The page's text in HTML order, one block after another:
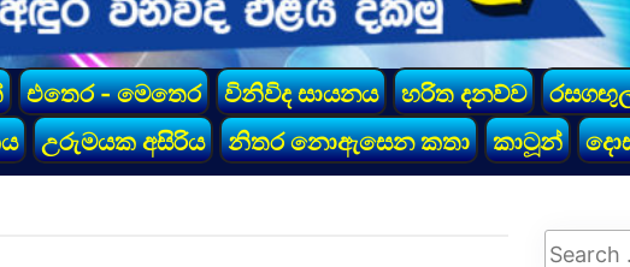
එතෙර - මෙතෙර විනිවිද සායනය හරිත දනව්ව
උරුමයක අසිරිය නිතර නොඇසෙන කතා කාටූන්